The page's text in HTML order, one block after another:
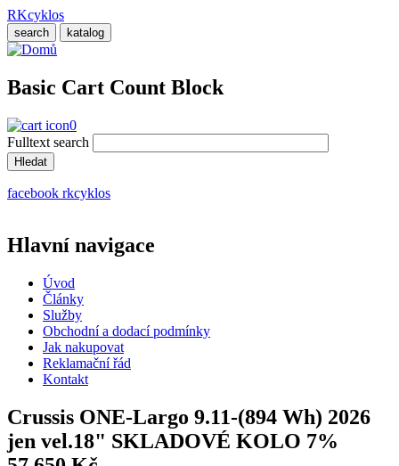
Přejít
k
hlavnímu
RKcyklos
search katalog
Basic Cart Count Block
0
Fulltext search
facebook rkcyklos
Hlavní navigace
Úvod
Články
Služby
Obchodní a dodací podmínky
Jak nakupovat
Reklamační řád
Kontakt
Crussis ONE-Largo 9.11-(894 Wh) 2026
jen vel.18" SKLADOVÉ KOLO 7%